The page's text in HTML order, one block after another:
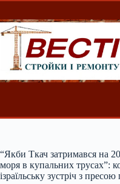
Перейти
вмісту
“Якби Ткач затримався на
моря в купальних трусах”:
ізраїльську зустріч з